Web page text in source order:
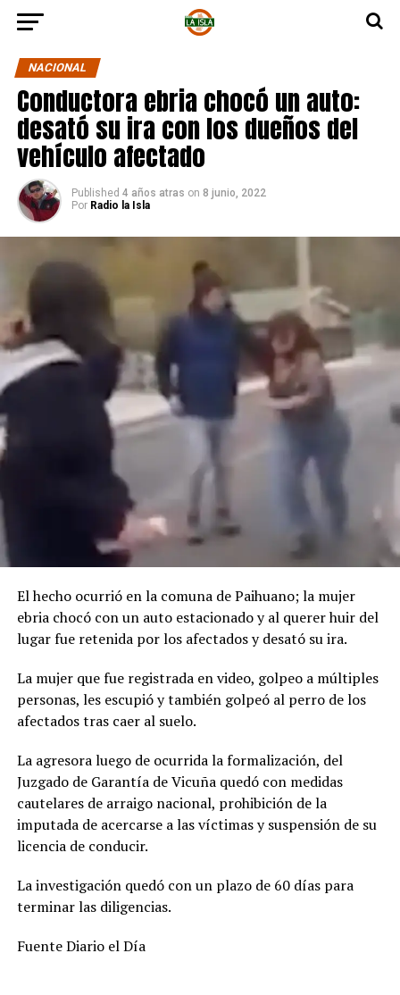
NACIONAL
Conductora ebria chocó un auto:
desató su ira con los dueños del
vehículo afectado
Published 4 años atras on 8 junio, 2022
Por Radio la Isla
El hecho ocurrió en la comuna de Paihuano; la mujer
ebria chocó con un auto estacionado y al querer huir del
lugar fue retenida por los afectados y desató su ira.
La mujer que fue registrada en video, golpeo a múltiples
personas, les escupió y también golpeó al perro de los
afectados tras caer al suelo.
La agresora luego de ocurrida la formalización, del
Juzgado de Garantía de Vicuña quedó con medidas
cautelares de arraigo nacional, prohibición de la
imputada de acercarse a las víctimas y suspensión de su
licencia de conducir.
La investigación quedó con un plazo de 60 días para
terminar las diligencias.
Fuente Diario el Día